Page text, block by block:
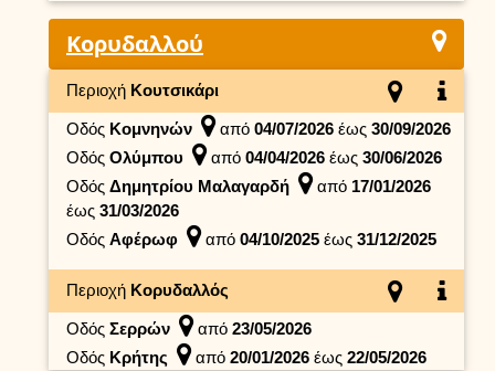
Κορυδαλλού
Περιοχή Κουτσικάρι
Οδός Κομνηνών από 04/07/2026 έως 30/09/2026
Οδός Ολύμπου από 04/04/2026 έως 30/06/2026
Οδός Δημητρίου Μαλαγαρδή από 17/01/2026
έως 31/03/2026
Οδός Αφέρωφ από 04/10/2025 έως 31/12/2025
Περιοχή Κορυδαλλός
Οδός Σερρών από 23/05/2026
Οδός Κρήτης από 20/01/2026 έως 22/05/2026